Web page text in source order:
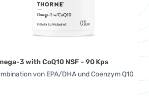
3 with CoQ10 NSF - 90 Kps
von EPA/DHA und Coenzym Q10